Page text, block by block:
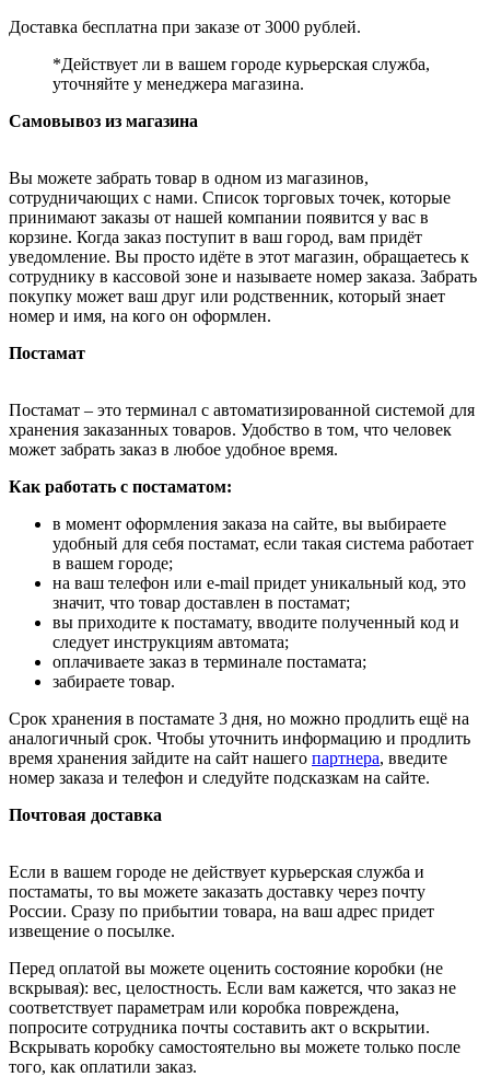
Доставка бесплатна при заказе от 3000 рублей.
*Действует ли в вашем городе курьерская служба,
уточняйте у менеджера магазина.
Самовывоз из магазина
Вы можете забрать товар в одном из магазинов,
сотрудничающих с нами. Список торговых точек, которые
принимают заказы от нашей компании появится у вас в
корзине. Когда заказ поступит в ваш город, вам придёт
уведомление. Вы просто идёте в этот магазин, обращаетесь к
сотруднику в кассовой зоне и называете номер заказа. Забрать
покупку может ваш друг или родственник, который знает
номер и имя, на кого он оформлен.
Постамат
Постамат – это терминал с автоматизированной системой для
хранения заказанных товаров. Удобство в том, что человек
может забрать заказ в любое удобное время.
Как работать с постаматом:
в момент оформления заказа на сайте, вы выбираете
удобный для себя постамат, если такая система работает
в вашем городе;
на ваш телефон или e-mail придет уникальный код, это
значит, что товар доставлен в постамат;
вы приходите к постамату, вводите полученный код и
следует инструкциям автомата;
оплачиваете заказ в терминале постамата;
забираете товар.
Срок хранения в постамате 3 дня, но можно продлить ещё на
аналогичный срок. Чтобы уточнить информацию и продлить
время хранения зайдите на сайт нашего партнера, введите
номер заказа и телефон и следуйте подсказкам на сайте.
Почтовая доставка
Если в вашем городе не действует курьерская служба и
постаматы, то вы можете заказать доставку через почту
России. Сразу по прибытии товара, на ваш адрес придет
извещение о посылке.
Перед оплатой вы можете оценить состояние коробки (не
вскрывая): вес, целостность. Если вам кажется, что заказ не
соответствует параметрам или коробка повреждена,
попросите сотрудника почты составить акт о вскрытии.
Вскрывать коробку самостоятельно вы можете только после
того, как оплатили заказ.